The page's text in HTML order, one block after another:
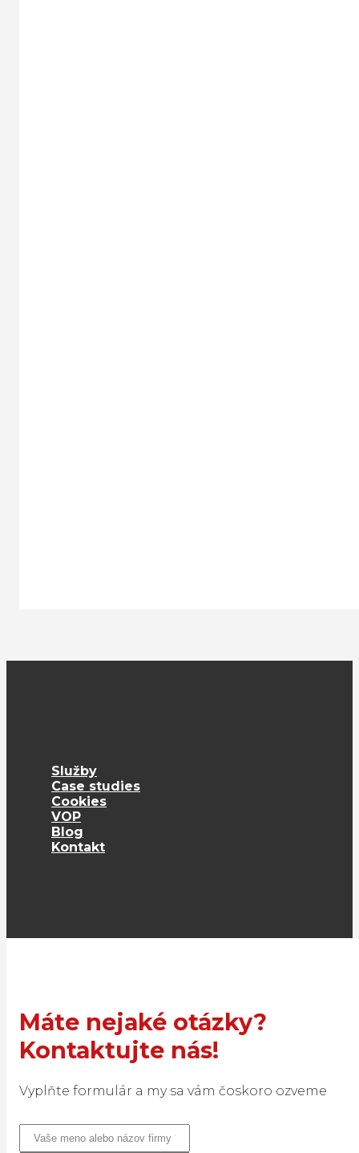
Služby
Case studies
Cookies
VOP
Blog
Kontakt
Máte nejaké otázky?
Kontaktujte nás!
Vyplňte formulár a my sa vám čoskoro ozveme